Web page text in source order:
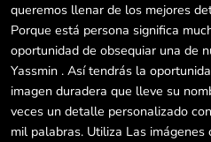
queremos llenar de los mejores
Porque está persona significa
oportunidad de obsequiar una de
Yassmin . Así tendrás la
imagen duradera que lleve su
veces un detalle personalizado
mil palabras. Utiliza Las imágenes